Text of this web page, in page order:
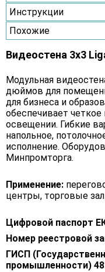
Инструкции
Похожие
Видеостена 3x3
Модульная
дюймов для
для бизнеса и
обеспечивает
освещении. Гибкие
напольное,
исполнение.
Минпромторга.
Применение:
центры, торговые
Цифровой паспорт
Номер реестровой
ГИСП
промышленности)